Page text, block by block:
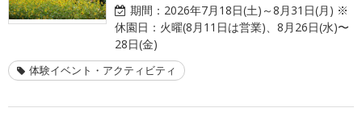
期間： 2026年7月18日(土)～8月31日(月) ※
休園日：火曜(8月11日は営業)、8月26日(水)〜
28日(金)
体験イベント・アクティビティ